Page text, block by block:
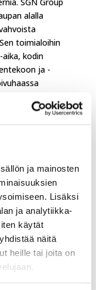
ja mainosten
Lisäksi
ja analytiikka-
käytät
näitä
heille tai joita on
SGN Group
alalla
toimialoihin
kodin
ja -
1.5.2026
Oy:hyn